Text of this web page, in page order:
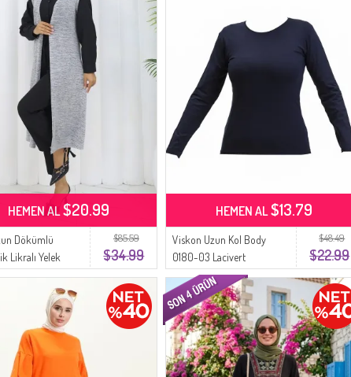
$85.59
$34.99
Dökümlü
Likralı Yelek
Büyük Beden
HEMEN AL$20.99
$48.49
$22.99
Viskon Uzun Kol Body
0180-03 Lacivert
HEMEN AL$13.79